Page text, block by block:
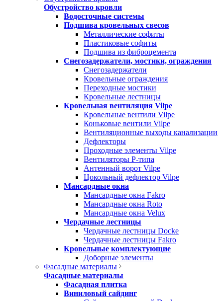
Обустройство кровли
Водосточные системы
Подшива кровельных свесов
Металлические софиты
Пластиковые софиты
Подшива из фиброцемента
Снегозадержатели, мостики, ограждения
Снегозадержатели
Кровельные ограждения
Переходные мостики
Кровельные лестницы
Кровельная вентиляция Vilpe
Кровельные вентили Vilpe
Коньковые вентили Vilpe
Вентиляционные выходы канализации
Дефлекторы
Проходные элементы Vilpe
Вентиляторы P-типа
Антенный ворот Vilpe
Цокольный дефлектор Vilpe
Мансардные окна
Мансардные окна Fakro
Мансардные окна Roto
Мансардные окна Velux
Чердачные лестницы
Чердачные лестницы Docke
Чердачные лестницы Fakro
Кровельные комплектующие
Доборные элементы
Фасадные материалы
Фасадные материалы
Фасадная плитка
Виниловый сайдинг